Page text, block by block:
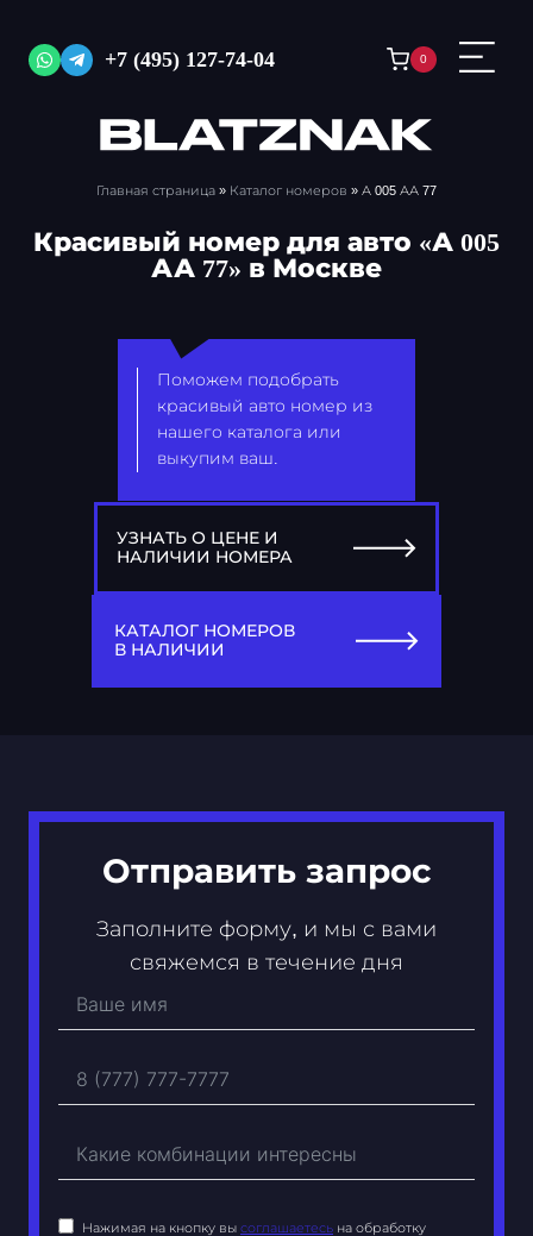
содержимому+7 (495) 127-74-04 0
Главная страница » Каталог номеров » А 005 АА 77
Красивый номер для авто «А 005
АА 77» в Москве
Поможем подобрать
красивый авто номер из
нашего каталога или
выкупим ваш.
А 005 АА
УЗНАТЬ О ЦЕНЕ И
НАЛИЧИИ НОМЕРА
КАТАЛОГ НОМЕРОВ
В НАЛИЧИИ
Отправить запрос
Заполните форму, и мы с вами
свяжемся в течение дня
Нажимая на кнопку вы соглашаетесь на обработку